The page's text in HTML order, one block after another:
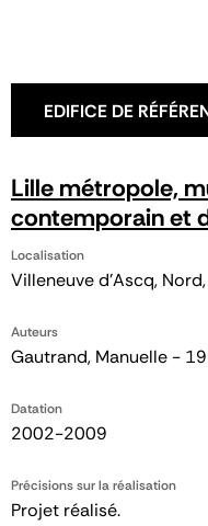
EDIFICE DE
Lille métropole,
contemporain et
Localisation
Villeneuve d'Ascq,
Auteurs
Gautrand, Manuelle -
Datation
2002-2009
Précisions sur la réalisation
Projet réalisé.